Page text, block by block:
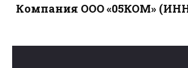
Компания ООО «05КОМ» (ИНН